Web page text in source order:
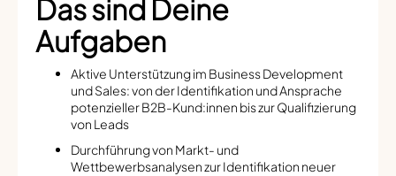
Das sind Deine
Aufgaben
Aktive Unterstützung im Business Development
und Sales: von der Identifikation und Ansprache
potenzieller B2B-Kund:innen bis zur Qualifizierung
von Leads
Durchführung von Markt- und
Wettbewerbsanalysen zur Identifikation neuer